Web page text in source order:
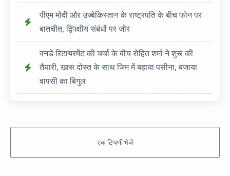
पीएम मोदी और उज्बेकिस्तान के राष्ट्रपति के बीच फोन पर
बातचीत, द्विपक्षीय संबंधों पर जोर
वनडे रिटायरमेंट की चर्चा के बीच रोहित शर्मा ने शुरू की
तैयारी, खास दोस्त के साथ जिम में बहाया पसीना, बजाया
वापसी का बिगुल